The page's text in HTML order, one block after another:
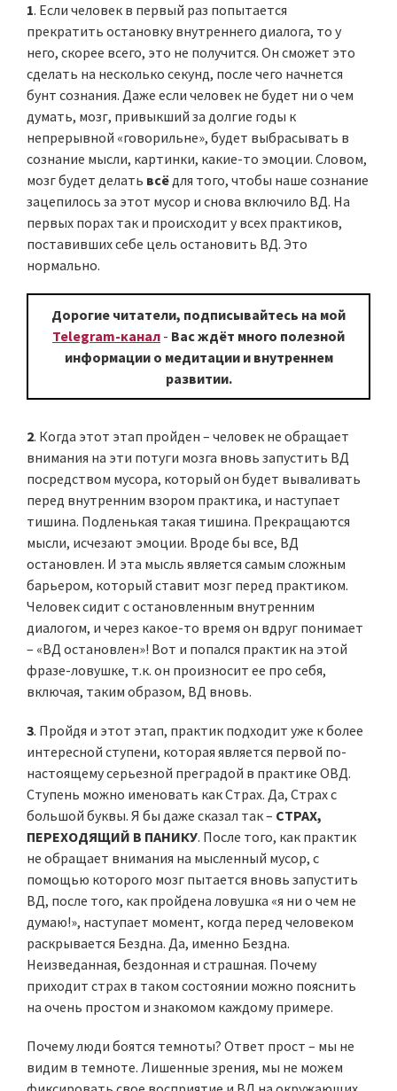
1. Если человек в первый раз попытается
прекратить остановку внутреннего диалога, то у
него, скорее всего, это не получится. Он сможет это
сделать на несколько секунд, после чего начнется
бунт сознания. Даже если человек не будет ни о чем
думать, мозг, привыкший за долгие годы к
непрерывной «говорильне», будет выбрасывать в
сознание мысли, картинки, какие-то эмоции. Словом,
мозг будет делать всёдля того, чтобы наше сознание
зацепилось за этот мусор и снова включило ВД. На
первых порах так и происходит у всех практиков,
поставивших себе цель остановить ВД. Это
нормально.
Дорогие читатели, подписывайтесь на мой
Telegram-канал - Вас ждёт много полезной
информации о медитации и внутреннем
развитии.
2. Когда этот этап пройден – человек не обращает
внимания на эти потуги мозга вновь запустить ВД
посредством мусора, который он будет вываливать
перед внутренним взором практика, и наступает
тишина. Подленькая такая тишина. Прекращаются
мысли, исчезают эмоции. Вроде бы все, ВД
остановлен. И эта мысль является самым сложным
барьером, который ставит мозг перед практиком.
Человек сидит с остановленным внутренним
диалогом, и через какое-то время он вдруг понимает
– «ВД остановлен»! Вот и попался практик на этой
фразе-ловушке, т.к. он произносит ее про себя,
включая, таким образом, ВД вновь.
3. Пройдя и этот этап, практик подходит уже к более
интересной ступени, которая является первой по-
настоящему серьезной преградой в практике ОВД.
Ступень можно именовать как Страх. Да, Страх с
большой буквы. Я бы даже сказал так – СТРАХ,
ПЕРЕХОДЯЩИЙ В ПАНИКУ. После того, как практик
не обращает внимания на мысленный мусор, с
помощью которого мозг пытается вновь запустить
ВД, после того, как пройдена ловушка «я ни о чем не
думаю!», наступает момент, когда перед человеком
раскрывается Бездна. Да, именно Бездна.
Неизведанная, бездонная и страшная. Почему
приходит страх в таком состоянии можно пояснить
на очень простом и знакомом каждому примере.
Почему люди боятся темноты? Ответ прост – мы не
видим в темноте. Лишенные зрения, мы не можем